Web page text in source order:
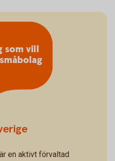
en aktivt förvaltad
som vill